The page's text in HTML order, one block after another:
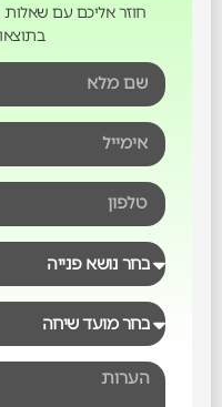
חוזר אליכם עם